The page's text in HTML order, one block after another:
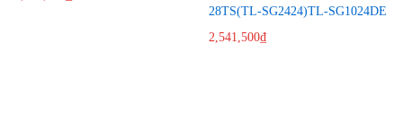
28TS(TL-SG2424)TL-SG1024DE
2,541,500₫